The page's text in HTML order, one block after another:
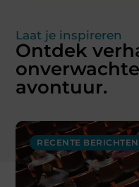
Laat je inspireren
Ontdek
avontuur.
RECENTE BERICHTEN